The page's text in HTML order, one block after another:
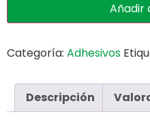
Añadir
Categoría: Adhesivos
Descripción